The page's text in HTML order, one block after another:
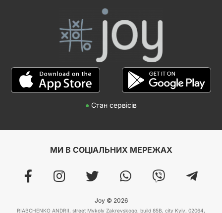
● Стан сервісів
МИ В СОЦІАЛЬНИХ МЕРЕЖАХ
Joy © 2026
RIABCHENKO ANDRII, street Mykoly Zakrevskogo, build 85B, city Kyiv, 02064,